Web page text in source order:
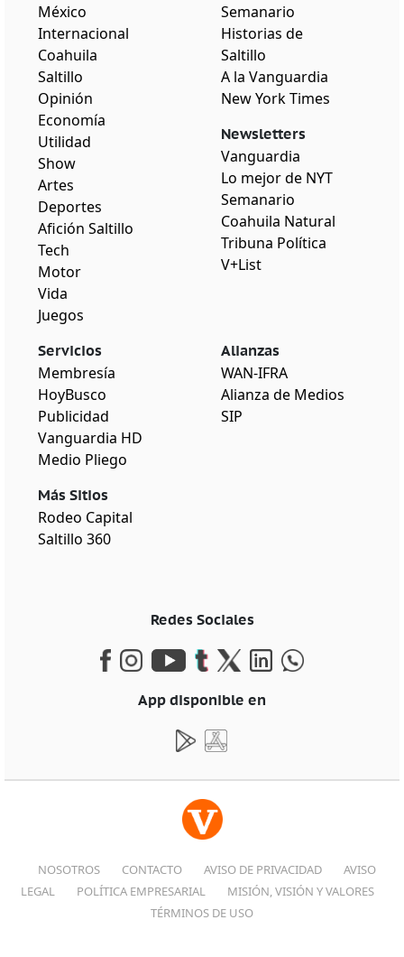
México
Internacional
Coahuila
Saltillo
Opinión
Economía
Utilidad
Show
Artes
Deportes
Afición Saltillo
Tech
Motor
Vida
Juegos
Semanario
Historias de
Saltillo
A la Vanguardia
New York Times
Newsletters
Vanguardia
Lo mejor de NYT
Semanario
Coahuila Natural
Tribuna Política
V+List
Servicios
Membresía
HoyBusco
Publicidad
Vanguardia HD
Medio Pliego
Más Sitios
Rodeo Capital
Saltillo 360
Alianzas
WAN-IFRA
Alianza de Medios
SIP
Redes Sociales
App disponible en
NOSOTROS CONTACTO AVISO DE PRIVACIDAD
AVISO
LEGAL
POLÍTICA EMPRESARIAL
MISIÓN, VISIÓN Y VALORES
TÉRMINOS DE USO